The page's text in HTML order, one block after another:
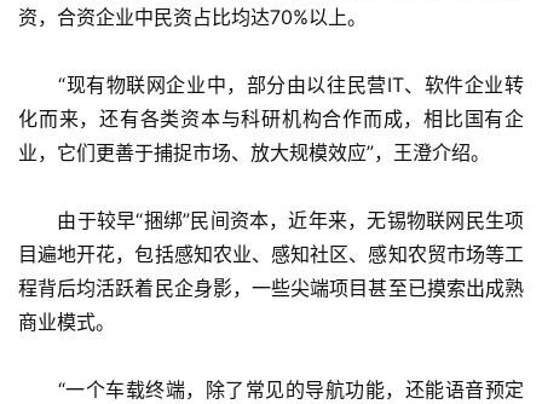
资，合资企业中民资占比均达70%以上。
“现有物联网企业中，部分由以往民营IT、软件企业转
化而来，还有各类资本与科研机构合作而成，相比国有企
业，它们更善于捕捉市场、放大规模效应”，王澄介绍。
由于较早“捆绑”民间资本，近年来，无锡物联网民生项
目遍地开花，包括感知农业、感知社区、感知农贸市场等工
程背后均活跃着民企身影，一些尖端项目甚至已摸索出成熟
商业模式。
“一个车载终端，除了常见的导航功能，还能语音预定